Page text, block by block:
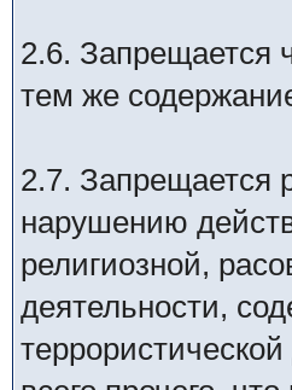
2.6. Запрещается
тем же
2.7. Запрещается
наpyшению
религиозной,
деятельности,